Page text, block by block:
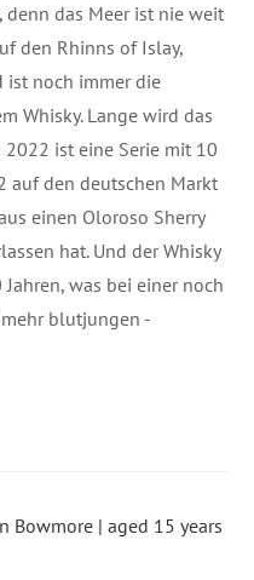
denn das Meer ist nie weit
den Rhinns of Islay,
ist noch immer die
Whisky. Lange wird das
2022 ist eine Serie mit 10
auf den deutschen Markt
einen Oloroso Sherry
hat. Und der Whisky
was bei einer noch
blutjungen -